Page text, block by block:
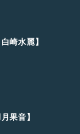
崎水麗】
果音】